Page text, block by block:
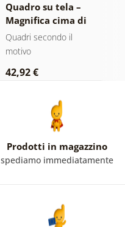
Quadro su tela –
Magnifica cima di
montagna in
bianco e nero
Quadri secondo il
motivo
42,92 €
Prodotti in magazzino
spediamo immediatamente